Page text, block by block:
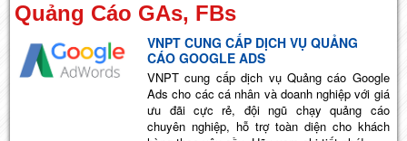
Quảng Cáo GAs, FBs
VNPT CUNG CẤP DỊCH VỤ QUẢNG
CÁO GOOGLE ADS
VNPT cung cấp dịch vụ Quảng cáo Google
Ads cho các cá nhân và doanh nghiệp với giá
ưu đãi cực rẻ, đội ngũ chạy quảng cáo
chuyên nghiệp, hỗ trợ toàn diện cho khách